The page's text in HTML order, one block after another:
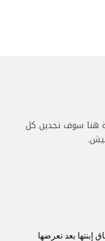
هنا سوف تجدين كل
إبنتها بعد تعرضها